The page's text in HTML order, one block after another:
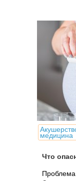
медицина
Что
Проблема